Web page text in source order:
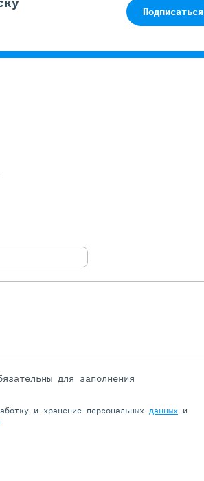
Подписаться
для заполнения
и хранение персональных данных и